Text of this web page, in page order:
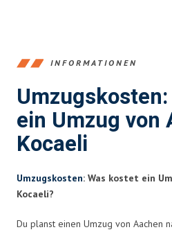
INFORMATIONEN
ein Umzug von
Kocaeli
Umzugskosten: Was kostet ein
Kocaeli?
Du planst einen Umzug von Aachen